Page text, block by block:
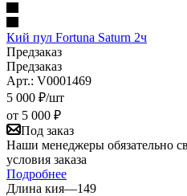
Кий пул Fortuna Saturn 2ч
Предзаказ
Предзаказ
Арт.: V0001469
5 000 ₽/шт
от 5 000 ₽
Под заказ
Наши менеджеры обязательно
условия заказа
Подробнее
Длина кия—149